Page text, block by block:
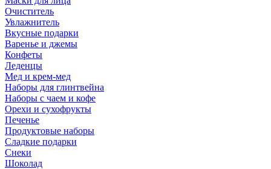
Очиститель
Увлажнитель
Вкусные подарки
Варенье и джемы
Конфеты
Леденцы
Мед и крем-мед
Наборы для глинтвейна
Наборы с чаем и кофе
Орехи и сухофрукты
Печенье
Продуктовые наборы
Сладкие подарки
Снеки
Шоколад